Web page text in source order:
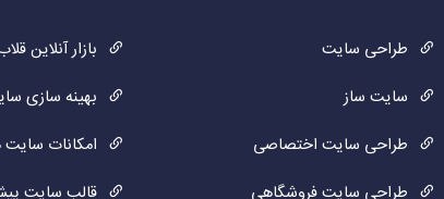
طراحی سایت
سایت ساز
طراحی سایت اختصاصی
طراحی سایت فروشگاهی
بازار آنلاین
بهینه سازی
امکانات سایت
قالب سایت